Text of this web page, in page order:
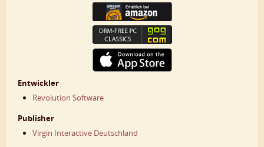
Entwickler
Revolution Software
Publisher
Virgin Interactive Deutschland